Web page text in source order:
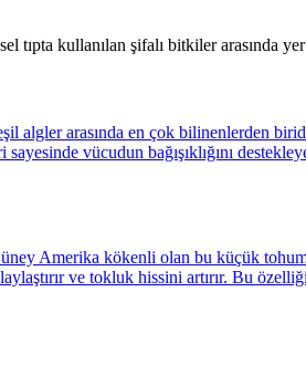
tıpta kullanılan şifalı bitkiler arasında